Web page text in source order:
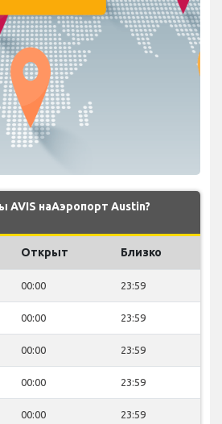
AVIS наАэропорт Austin?
Открыт Близко
00:00 23:59
00:00 23:59
00:00 23:59
00:00 23:59
00:00 23:59